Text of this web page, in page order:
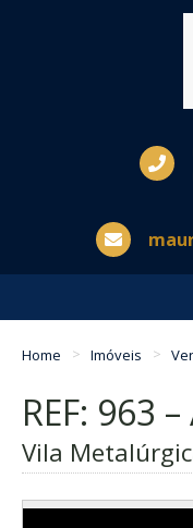
Home Imóveis
REF: 963
Vila